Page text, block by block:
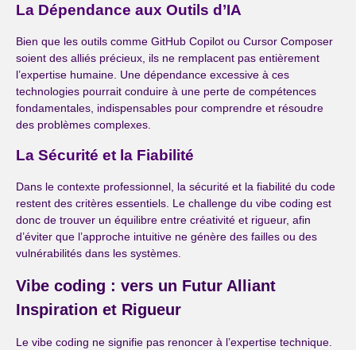
La Dépendance aux Outils d’IA
Bien que les outils comme GitHub Copilot ou Cursor Composer
soient des alliés précieux, ils ne remplacent pas entièrement
l’expertise humaine. Une dépendance excessive à ces
technologies pourrait conduire à une perte de compétences
fondamentales, indispensables pour comprendre et résoudre
des problèmes complexes.
La Sécurité et la Fiabilité
Dans le contexte professionnel, la sécurité et la fiabilité du code
restent des critères essentiels. Le challenge du vibe coding est
donc de trouver un équilibre entre créativité et rigueur, afin
d’éviter que l’approche intuitive ne génère des failles ou des
vulnérabilités dans les systèmes.
Vibe coding : vers un Futur Alliant
Inspiration et Rigueur
Le vibe coding ne signifie pas renoncer à l’expertise technique.